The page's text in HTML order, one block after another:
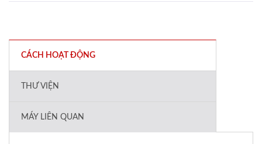
CÁCH HOẠT ĐỘNG
THƯ VIỆN
MÁY LIÊN QUAN